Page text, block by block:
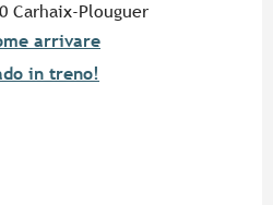
Carhaix-Plouguer
arrivare
in treno!